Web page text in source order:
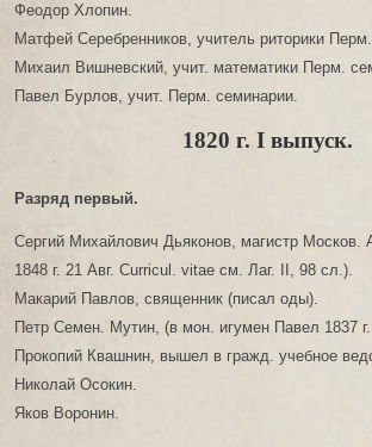
Феодор Хлопин.
Матфей Серебренников, учитель риторики
Михаил Вишневский, учит. математики Перм.
Павел Бурлов, учит. Перм. семинарии.
1820 г. I выпуск.
Разряд первый.
Сергий Михайлович Дьяконов, магистр Москов.
1848 г. 21 Авг. Curricul. vitae см. Лаг. II, 98 сл.).
Макарий Павлов, священник (писал оды).
Петр Семен. Мутин, (в мон. игумен Павел 1837
Прокопий Квашнин, вышел в гражд. учебное
Николай Осокин.
Яков Воронин.